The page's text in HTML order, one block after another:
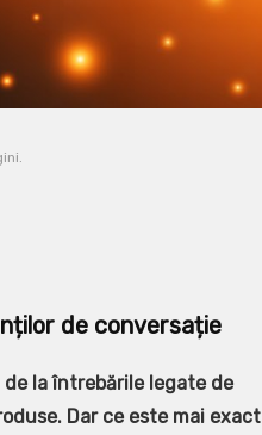
de conversație
la întrebările legate de
Dar ce este mai exact